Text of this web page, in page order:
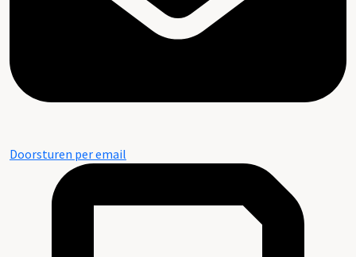
Doorsturen per email